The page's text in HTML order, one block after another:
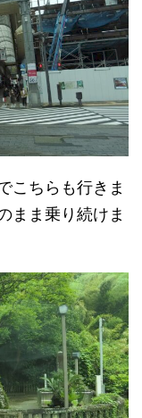
こちらも行きま
まま乗り続けま